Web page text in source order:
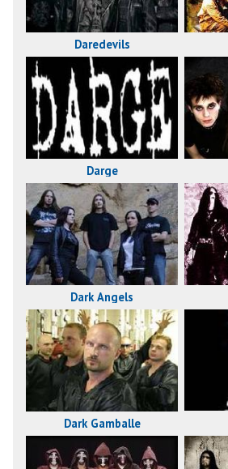
Daredevils
Darge
Dark Angels
Dark Gamballe